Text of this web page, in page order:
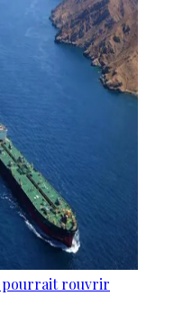
pourrait rouvrir